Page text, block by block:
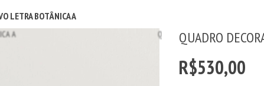
LETRA BOTÂNICA A
QUADRO
R$530,00